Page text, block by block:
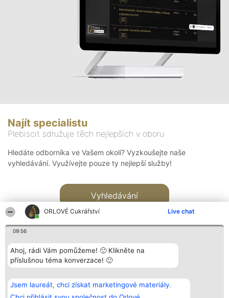
ORLOVÉ Cukrářství Live chat
09:56
Ahoj, rádi Vám pomůžeme! 🙂 Klikněte na
příslušnou téma konverzace! 🙂
Jsem laureát, chci získat marketingové materiály.
Najít specialistu
Plebiscit sdružuje těch nejlepších v oboru
Hledáte odborníka ve Vašem okolí? Vyzkoušejte naše
vyhledávání. Využívejte pouze ty nejlepší služby!
Vyhledávání
Bright Side Solutions sp. z o.
o. sp. k.
ul. Ruska 22
Vítězové
Seznam všech
laureátů
Kontakt